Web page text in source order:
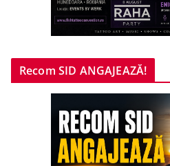
Recom SID ANGAJEAZĂ!